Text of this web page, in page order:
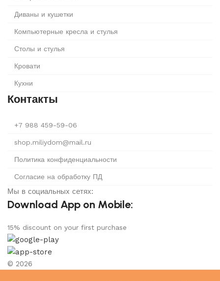
Диваны и кушетки
Компьютерные кресла и стулья
Столы и стулья
Кровати
Кухни
Контакты
+7 988 459-59-06
shop.miliydom@mail.ru
Политика конфиденциальности
Согласие на обработку ПД
Мы в социальных сетях:
Download App on Mobile:
15% discount on your first purchase
© 2026